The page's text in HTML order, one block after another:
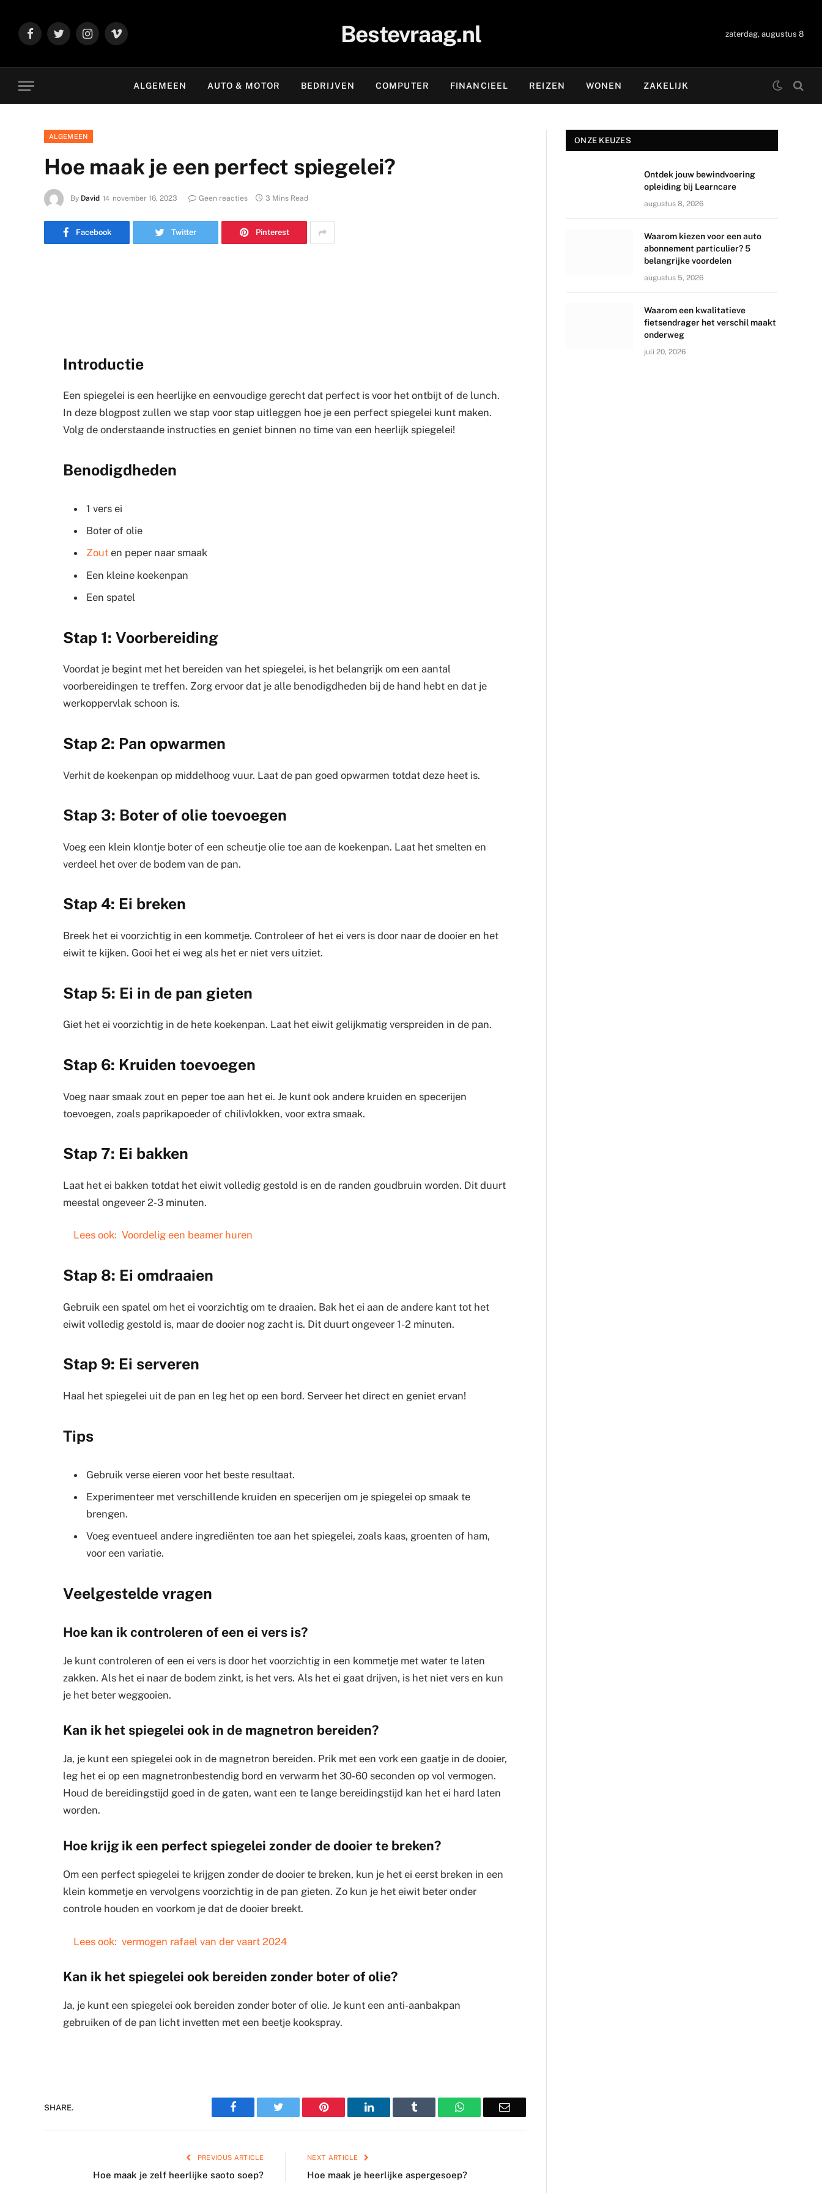
FacebookTwitter Instagram
Vimeo Bestevraag.nl zaterdag, augustus 8
ALGEMEEN AUTO & MOTOR BEDRIJVEN COMPUTER FINANCIEEL REIZEN WONEN ZAKELIJK
ALGEMEEN
Hoe maak je een perfect spiegelei?
By David november 16, 2023 Geen reacties 3 Mins Read
Facebook Twitter Pinterest
Introductie
Een spiegelei is een heerlijke en eenvoudige gerecht dat perfect is voor het ontbijt of de lunch.
In deze blogpost zullen we stap voor stap uitleggen hoe je een perfect spiegelei kunt maken.
Volg de onderstaande instructies en geniet binnen no time van een heerlijk spiegelei!
Benodigdheden
1 vers ei
Boter of olie
Zout en peper naar smaak
Een kleine koekenpan
Een spatel
Stap 1: Voorbereiding
Voordat je begint met het bereiden van het spiegelei, is het belangrijk om een aantal
voorbereidingen te treffen. Zorg ervoor dat je alle benodigdheden bij de hand hebt en dat je
werkoppervlak schoon is.
Stap 2: Pan opwarmen
Verhit de koekenpan op middelhoog vuur. Laat de pan goed opwarmen totdat deze heet is.
Stap 3: Boter of olie toevoegen
Voeg een klein klontje boter of een scheutje olie toe aan de koekenpan. Laat het smelten en
verdeel het over de bodem van de pan.
Stap 4: Ei breken
Breek het ei voorzichtig in een kommetje. Controleer of het ei vers is door naar de dooier en het
eiwit te kijken. Gooi het ei weg als het er niet vers uitziet.
Stap 5: Ei in de pan gieten
Giet het ei voorzichtig in de hete koekenpan. Laat het eiwit gelijkmatig verspreiden in de pan.
Stap 6: Kruiden toevoegen
Voeg naar smaak zout en peper toe aan het ei. Je kunt ook andere kruiden en specerijen
toevoegen, zoals paprikapoeder of chilivlokken, voor extra smaak.
Stap 7: Ei bakken
Laat het ei bakken totdat het eiwit volledig gestold is en de randen goudbruin worden. Dit duurt
meestal ongeveer 2-3 minuten.
Lees ook: Voordelig een beamer huren
Stap 8: Ei omdraaien
Gebruik een spatel om het ei voorzichtig om te draaien. Bak het ei aan de andere kant tot het
eiwit volledig gestold is, maar de dooier nog zacht is. Dit duurt ongeveer 1-2 minuten.
Stap 9: Ei serveren
Haal het spiegelei uit de pan en leg het op een bord. Serveer het direct en geniet ervan!
Tips
Gebruik verse eieren voor het beste resultaat.
Experimenteer met verschillende kruiden en specerijen om je spiegelei op smaak te
brengen.
Voeg eventueel andere ingrediënten toe aan het spiegelei, zoals kaas, groenten of ham,
voor een variatie.
Veelgestelde vragen
Hoe kan ik controleren of een ei vers is?
Je kunt controleren of een ei vers is door het voorzichtig in een kommetje met water te laten
zakken. Als het ei naar de bodem zinkt, is het vers. Als het ei gaat drijven, is het niet vers en kun
je het beter weggooien.
Kan ik het spiegelei ook in de magnetron bereiden?
Ja, je kunt een spiegelei ook in de magnetron bereiden. Prik met een vork een gaatje in de dooier,
leg het ei op een magnetronbestendig bord en verwarm het 30-60 seconden op vol vermogen.
Houd de bereidingstijd goed in de gaten, want een te lange bereidingstijd kan het ei hard laten
worden.
Hoe krijg ik een perfect spiegelei zonder de dooier te breken?
Om een perfect spiegelei te krijgen zonder de dooier te breken, kun je het ei eerst breken in een
klein kommetje en vervolgens voorzichtig in de pan gieten. Zo kun je het eiwit beter onder
controle houden en voorkom je dat de dooier breekt.
Lees ook: vermogen rafael van der vaart 2024
Kan ik het spiegelei ook bereiden zonder boter of olie?
Ja, je kunt een spiegelei ook bereiden zonder boter of olie. Je kunt een anti-aanbakpan
gebruiken of de pan licht invetten met een beetje kookspray.
SHARE. Facebook Twitter Pinterest LinkedIn Tumblr WhatsAppEmail
PREVIOUS ARTICLE
Hoe maak je zelf heerlijke saoto soep?
NEXT ARTICLE
Hoe maak je heerlijke aspergesoep?
ONZE KEUZES
Ontdek jouw bewindvoering
opleiding bij Learncare
augustus 8, 2026
Waarom kiezen voor een auto
abonnement particulier? 5
belangrijke voordelen
augustus 5, 2026
Waarom een kwalitatieve
fietsendrager het verschil maakt
onderweg
juli 20, 2026